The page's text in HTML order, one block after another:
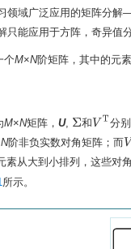
领域广泛应用的矩阵分解
只能应用于方阵，奇异值
个M×N阶矩阵，其中的元
M×N矩阵， U, Σ 和VT 分
N阶非负实数对角矩阵；而V
素从大到小排列，这些对
所示。